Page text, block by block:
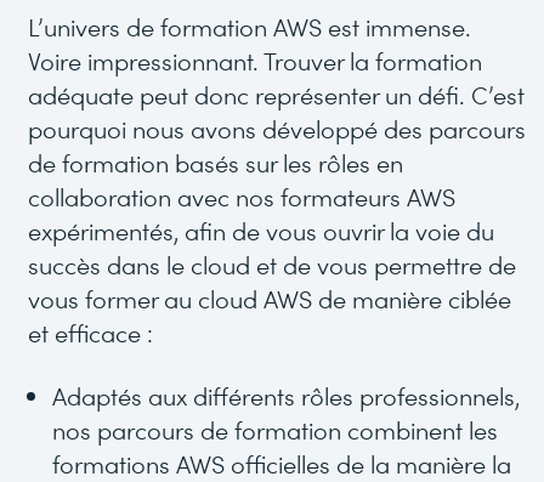
L’univers de formation AWS est immense.
Voire impressionnant. Trouver la formation
adéquate peut donc représenter un défi. C’est
pourquoi nous avons développé des parcours
de formation basés sur les rôles en
collaboration avec nos formateurs AWS
expérimentés, afin de vous ouvrir la voie du
succès dans le cloud et de vous permettre de
vous former au cloud AWS de manière ciblée
et efficace :
Adaptés aux différents rôles professionnels,
nos parcours de formation combinent les
formations AWS officielles de la manière la